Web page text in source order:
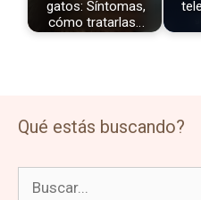
gatos: Síntomas,
cómo tratarlas…
Qué estás buscando?